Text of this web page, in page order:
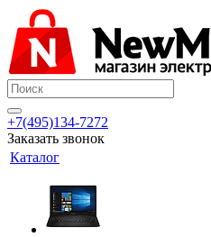
+7(495)134-7272
Заказать звонок
Каталог